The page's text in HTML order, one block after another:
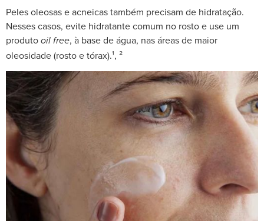
Peles oleosas e acneicas também precisam de hidratação.
Nesses casos, evite hidratante comum no rosto e use um
produto oil free, à base de água, nas áreas de maior
oleosidade (rosto e tórax).¹, ²